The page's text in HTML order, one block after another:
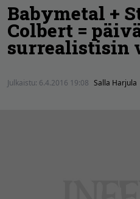
Babymetal +
Colbert =
surrealistisin
Julkaistu: 6.4.2016 19:08 Salla Harjula